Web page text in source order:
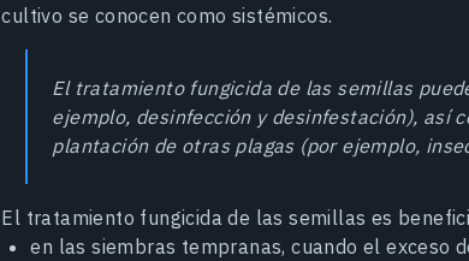
cultivo se conocen como sistémicos.
El tratamiento fungicida de las semillas
ejemplo, desinfección y desinfestación), así
plantación de otras plagas (por ejemplo,
El tratamiento fungicida de las semillas es
en las siembras tempranas, cuando el exceso